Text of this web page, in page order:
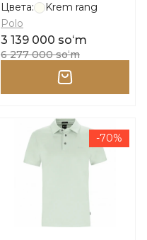
Цвета:
Krem rang
Polo
3 139 000 soʻm
6 277 000 soʻm
-70%